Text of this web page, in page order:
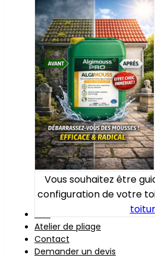
Vous souhaitez être
configuration de votre
Atelier de pliage
Contact
Demander un devis